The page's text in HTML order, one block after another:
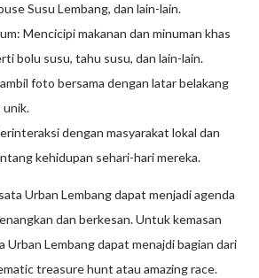
Susu Lembang, dan lain-lain.
Mencicipi makanan dan minuman khas
bolu susu, tahu susu, dan lain-lain.
foto bersama dengan latar belakang
unik.
dengan masyarakat lokal dan
kehidupan sehari-hari mereka.
Urban Lembang dapat menjadi agenda
dan berkesan. Untuk kemasan
Urban Lembang dapat menajdi bagian dari
treasure hunt atau amazing race.